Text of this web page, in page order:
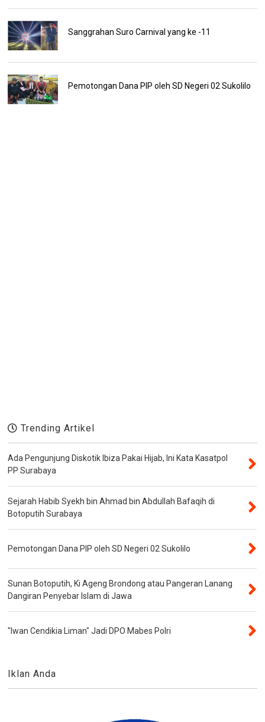
Sanggrahan Suro Carnival yang ke -11
Pemotongan Dana PIP oleh SD Negeri 02 Sukolilo
Trending Artikel
Ada Pengunjung Diskotik Ibiza Pakai Hijab, Ini Kata Kasatpol
PP Surabaya
Sejarah Habib Syekh bin Ahmad bin Abdullah Bafaqih di
Botoputih Surabaya
Pemotongan Dana PIP oleh SD Negeri 02 Sukolilo
Sunan Botoputih, Ki Ageng Brondong atau Pangeran Lanang
Dangiran Penyebar Islam di Jawa
"Iwan Cendikia Liman" Jadi DPO Mabes Polri
Iklan Anda